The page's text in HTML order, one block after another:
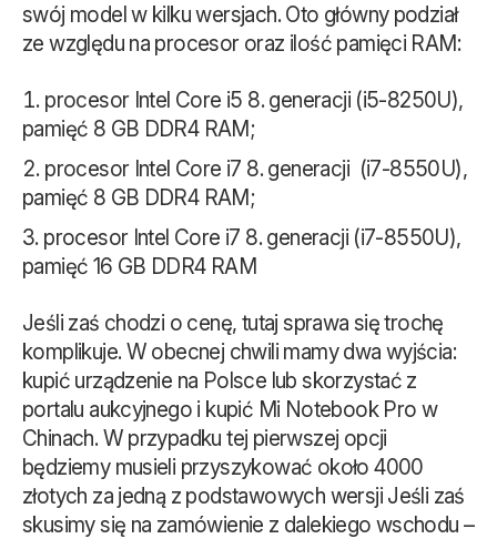
swój model w kilku wersjach. Oto główny podział
ze względu na procesor oraz ilość pamięci RAM:
procesor Intel Core i5 8. generacji (i5-8250U),
pamięć 8 GB DDR4 RAM;
procesor Intel Core i7 8. generacji (i7-8550U),
pamięć 8 GB DDR4 RAM;
procesor Intel Core i7 8. generacji (i7-8550U),
pamięć 16 GB DDR4 RAM
Jeśli zaś chodzi o cenę, tutaj sprawa się trochę
komplikuje. W obecnej chwili mamy dwa wyjścia:
kupić urządzenie na Polsce lub skorzystać z
portalu aukcyjnego i kupić Mi Notebook Pro w
Chinach. W przypadku tej pierwszej opcji
będziemy musieli przyszykować około 4000
złotych za jedną z podstawowych wersji Jeśli zaś
skusimy się na zamówienie z dalekiego wschodu –